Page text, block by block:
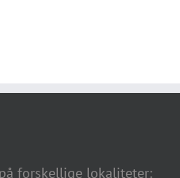
forskellige lokaliteter: